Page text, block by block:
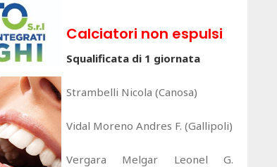
Calciatori non espulsi
Squalificata di 1 giornata
Strambelli Nicola (Canosa)
Vidal Moreno Andres F. (Gallipoli)
Vergara Melgar Leonel G.